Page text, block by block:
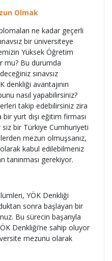
Olmak
ne kadar geçerli
bir üniversiteye
Yüksek Öğretim
mu? Bu durumda
sınavsız
avantajının
nasıl yapabilirsiniz?
takip edebilirsiniz zira
bir yurt dışı eğitim firması
bir Türkiye Cumhuriyeti
mezun olmuşsanız,
kabul edilebilmeniz
tanınması gerekiyor.
YÖK Denkliği
sonra başlayan bir
Bu sürecin başarıyla
Denkliği’ne sahip oluyor
mezunu olarak